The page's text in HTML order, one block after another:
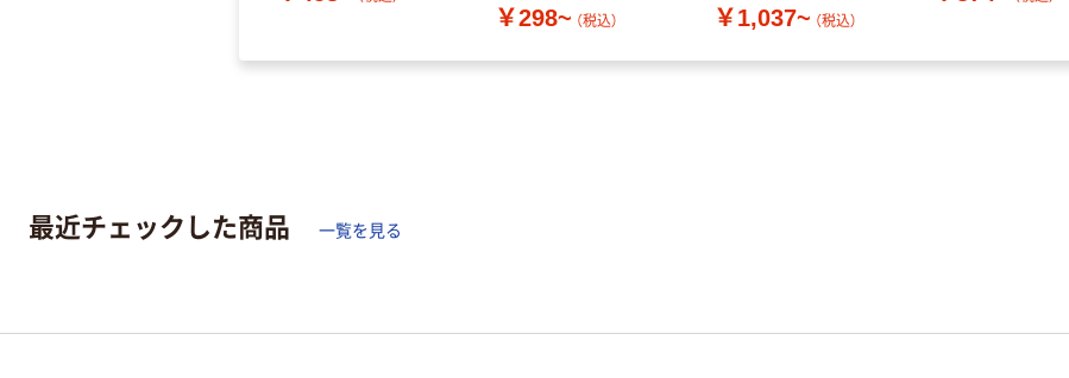
￥298~ （税込） ￥1,037~ （税込）
最近チェックした商品 一覧を見る